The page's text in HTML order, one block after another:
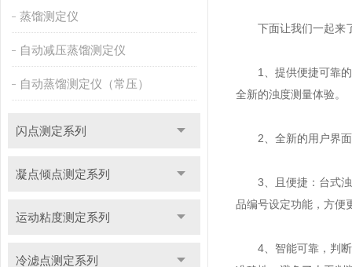
蒸馏测定仪
自动减压蒸馏测定仪
自动蒸馏测定仪（常压）
闪点测定系列
凝点倾点测定系列
运动粘度测定系列
冷滤点测定系列
下面让我们一起来了
1、提供便捷可靠的
全新的浊度测量体验。
2、全新的用户界面
3、且便捷：台式浊
品编号设定功能，方便
4、智能可靠，判断